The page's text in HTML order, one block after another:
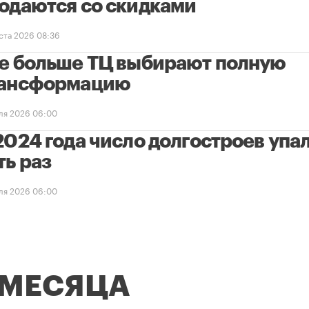
со скидками
2026 08:36
больше ТЦ выбирают полную
2026 06:00
года число долгостроев
раз
2026 06:00